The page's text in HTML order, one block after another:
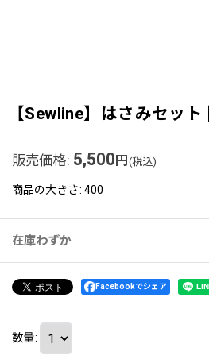
【Sewline】はさみセット
販売価格: 5,500 円 (税込)
商品の大きさ: 400
在庫わずか
Facebookでシェア
数量: